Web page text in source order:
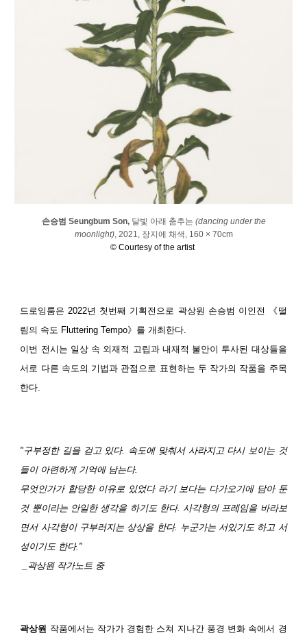
손승범 Seungbum Son,달빛 아래 춤추는 (dancing under the
moonlight), 2021, 장지에 채색, 160 × 70cm
© Courtesy of the artist
드로잉룸은 2022년 첫번째 기획전으로 곽상원 손승범 이인전 《떨
림의 속도 Fluttering Tempo》를 개최한다.
이번 전시는 일상 속 외재적 고립과 내재적 불안이 투사된 대상들을
서로 다른 속도의 기법과 관점으로 표현하는 두 작가의 작품을 주목
한다.
"구부정한 길을 걷고 있다. 속도에 맞춰서 사라지고 다시 보이는 것
들이 아련하게 기억에 남는다.
무엇인가가 합당한 이유로 있었다 라기 보다는 다가오기에 담아 둔
것 뿐이라는 안일한 생각을 하기도 한다. 사각형의 프레임을 바라보
면서 사각형이 구부러지는 상상을 한다. 누군가는 서있기도 하고 서
성이기도 한다."
_곽상원 작가노트 중
곽상원 작품에서는 작가가 경험한 스쳐 지나간 풍경 변화 속에서 경